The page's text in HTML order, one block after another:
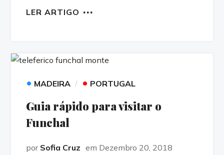
LER ARTIGO
• MADEIRA • PORTUGAL
Guia rápido para visitar o
Funchal
por Sofia Cruz em Dezembro 20, 2018